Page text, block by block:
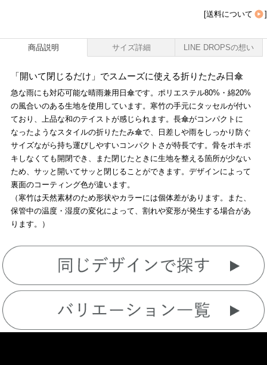
[送料について ]
商品説明 サイズ詳細 LINE DROPSの想い
「開いて閉じるだけ」でスムーズに使える折りたたみ日傘
急な雨にも対応可能な晴雨兼用日傘です。ポリエステル80%・綿20%
の風合いのある生地を使用しています。寒竹の手元にタッセルが付い
ており、上品な和のテイストが感じられます。長傘がコンパクトに
なったようなスタイルの折りたたみ傘で、日差しや雨をしっかり防ぐ
サイズながら持ち運びしやすいコンパクトさが特長です。骨をポキポ
キしなくても開閉でき、また閉じたときに生地を整える箇所が少ない
ため、サッと開いてサッと閉じることができます。デザインによって
裏面のコーティング色が違います。
（寒竹は天然素材のため形状やカラーには個体差があります。また、
保管中の温度・湿度の変化によって、割れや変形が発生する場合があ
ります。）